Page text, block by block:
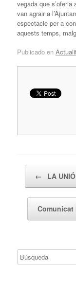
vegada que
van agrair a
espectacle per a
aquests temps,
Publicado en
← LA
Comunicat